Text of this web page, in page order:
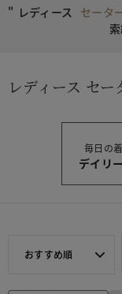
" レディース セータ
レディース セ
毎日の
デイリ
おすすめ順